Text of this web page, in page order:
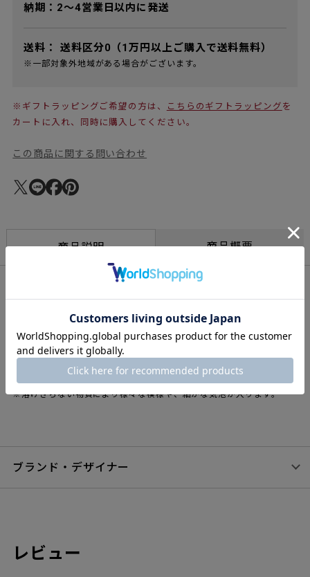
納期：2～4営業日以内に発送
送料： 送料区分0（1万円以上ご購入で送料無料）
※一部対象外地域がある場合がございます。
※ギフトラッピングご希望の方は、 こちらのギフトラッピング を
カートに入れ、同時に購入してください。
この商品に関する問い合わせ
商品説明 商品概要
置く角度を変えてみたり、重ねてみたり。どんな花も受け入れて
くれる器です。
「作るごとに色が変わる」
すため、1点ごとに違いが生じます。あらかじめご了承ください。
※溶けきらない物質により様々な模様や、細かな気泡が入ります。
ブランド・デザイナー
レビュー